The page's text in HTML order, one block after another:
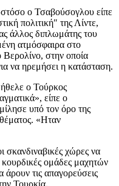
ο Τσαβούσογλου είπε
πολιτική″ της Λίντε,
άλλος διπλωμάτης του
ατμόσφαιρα στο
στην οποία
να ηρεμήσει η κατάσταση.
ο Τούρκος
είπε ο
υπό τον όρο της
«Ηταν
σκανδιναβικές χώρες να
ομάδες μαχητών
άρουν τις απαγορεύσεις
Τουρκία.